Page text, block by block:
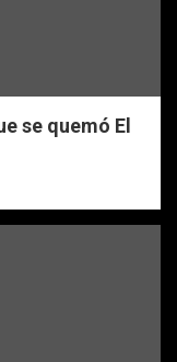
se quemó El